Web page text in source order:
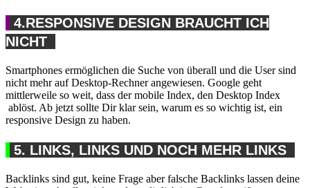
4.RESPONSIVE DESIGN BRAUCHT ICH
NICHT
Smartphones ermöglichen die Suche von überall und die User sind
nicht mehr auf Desktop-Rechner angewiesen. Google geht
mittlerweile so weit, dass der mobile Index, den Desktop Index
ablöst. Ab jetzt sollte Dir klar sein, warum es so wichtig ist, ein
responsive Design zu haben.
5. LINKS, LINKS UND NOCH MEHR LINKS
Backlinks sind gut, keine Frage aber falsche Backlinks lassen deine